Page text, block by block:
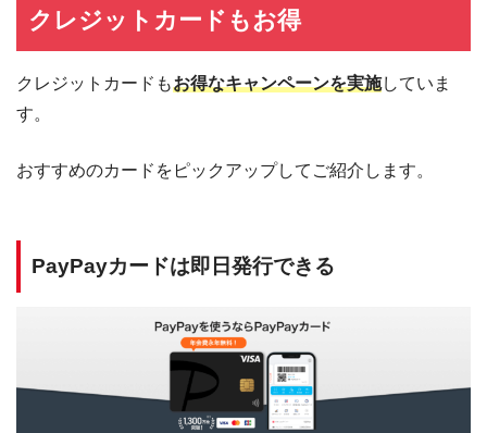
クレジットカードもお得
クレジットカードもお得なキャンペーンを実施していま
す。
おすすめのカードをピックアップしてご紹介します。
PayPayカードは即日発行できる